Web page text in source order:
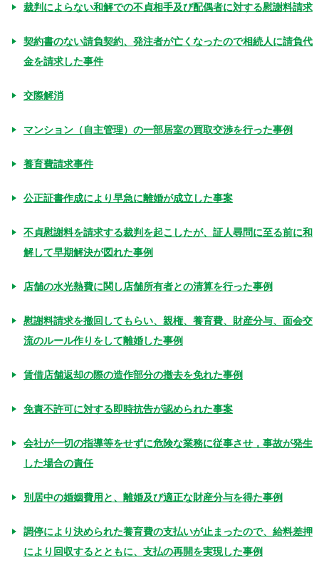
裁判によらない和解での不貞相手及び配偶者に対する慰謝料請求
契約書のない請負契約、発注者が亡くなったので相続人に請負代
金を請求した事件
交際解消
マンション（自主管理）の一部居室の買取交渉を行った事例
養育費請求事件
公正証書作成により早急に離婚が成立した事案
不貞慰謝料を請求する裁判を起こしたが、証人尋問に至る前に和
解して早期解決が図れた事例
店舗の水光熱費に関し店舗所有者との清算を行った事例
慰謝料請求を撤回してもらい、親権、養育費、財産分与、面会交
流のルール作りをして離婚した事例
賃借店舗返却の際の造作部分の撤去を免れた事例
免責不許可に対する即時抗告が認められた事案
会社が一切の指導等をせずに危険な業務に従事させ，事故が発生
した場合の責任
別居中の婚姻費用と、離婚及び適正な財産分与を得た事例
調停により決められた養育費の支払いが止まったので、給料差押
により回収するとともに、支払の再開を実現した事例